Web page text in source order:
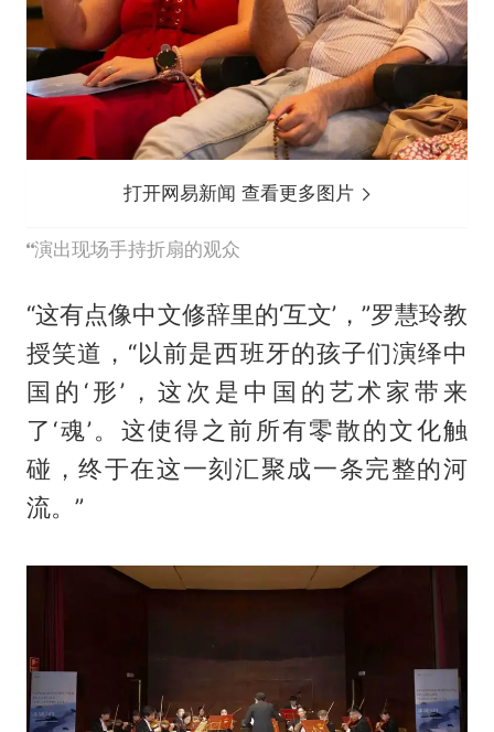
打开网易新闻 查看更多图片
演出现场手持折扇的观众
“这有点像中文修辞里的‘互文’，”罗慧玲教
授笑道，“以前是西班牙的孩子们演绎中
国的‘形’，这次是中国的艺术家带来
了‘魂’。这使得之前所有零散的文化触
碰，终于在这一刻汇聚成一条完整的河
流。”